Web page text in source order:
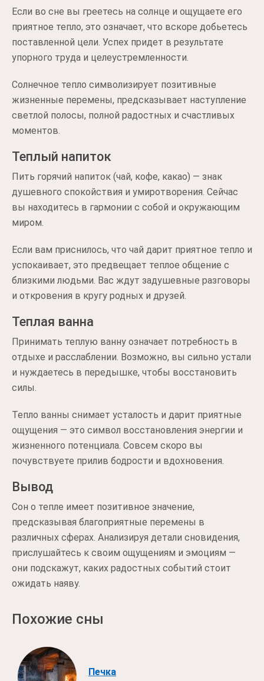
Если во сне вы греетесь на солнце и ощущаете его
приятное тепло, это означает, что вскоре добьетесь
поставленной цели. Успех придет в результате
упорного труда и целеустремленности.
Солнечное тепло символизирует позитивные
жизненные перемены, предсказывает наступление
светлой полосы, полной радостных и счастливых
моментов.
Теплый напиток
Пить горячий напиток (чай, кофе, какао) — знак
душевного спокойствия и умиротворения. Сейчас
вы находитесь в гармонии с собой и окружающим
миром.
Если вам приснилось, что чай дарит приятное тепло и
успокаивает, это предвещает теплое общение с
близкими людьми. Вас ждут задушевные разговоры
и откровения в кругу родных и друзей.
Теплая ванна
Принимать теплую ванну означает потребность в
отдыхе и расслаблении. Возможно, вы сильно устали
и нуждаетесь в передышке, чтобы восстановить
силы.
Тепло ванны снимает усталость и дарит приятные
ощущения — это символ восстановления энергии и
жизненного потенциала. Совсем скоро вы
почувствуете прилив бодрости и вдохновения.
Вывод
Сон о тепле имеет позитивное значение,
предсказывая благоприятные перемены в
различных сферах. Анализируя детали сновидения,
прислушайтесь к своим ощущениям и эмоциям —
они подскажут, каких радостных событий стоит
ожидать наяву.
Похожие сны
Печка